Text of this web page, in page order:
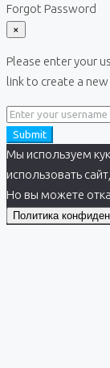
Forgot Password
×
Please enter your
link to create a
Submit
Мы используем
использовать
Но вы можете
Политика